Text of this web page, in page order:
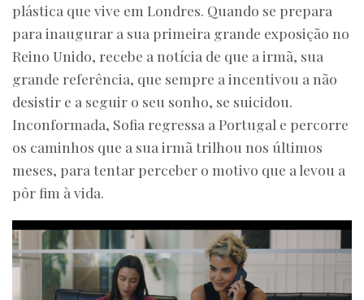
plástica que vive em Londres. Quando se prepara
para inaugurar a sua primeira grande exposição no
Reino Unido, recebe a notícia de que a irmã, sua
grande referência, que sempre a incentivou a não
desistir e a seguir o seu sonho, se suicidou.
Inconformada, Sofia regressa a Portugal e percorre
os caminhos que a sua irmã trilhou nos últimos
meses, para tentar perceber o motivo que a levou a
pôr fim à vida.